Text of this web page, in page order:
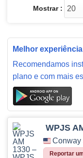
Mostrar :
Melhor
Recomendamos
plano e com mais
WPJS
Conway
Reportar